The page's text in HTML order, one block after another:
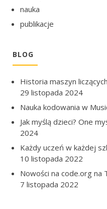
nauka
publikacje
BLOG
Historia maszyn
29 listopada 2024
Nauka kodowania w
Jak myślą dzieci? One
2024
Każdy uczeń w każdej
10 listopada 2022
Nowości na code.org na
7 listopada 2022